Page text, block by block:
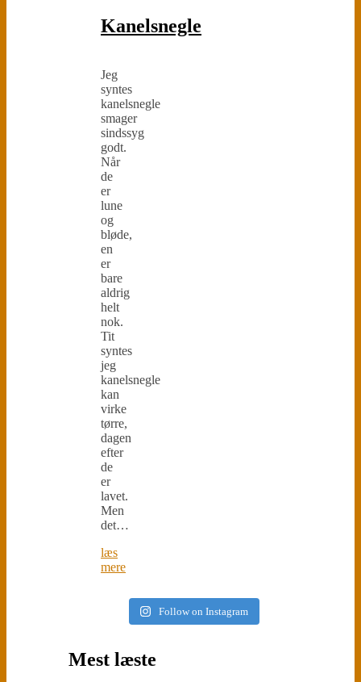
Kanelsnegle
Jeg
syntes
kanelsnegle
smager
sindssyg
godt.
Når
de
er
lune
og
bløde,
en
er
bare
aldrig
helt
nok.
Tit
syntes
jeg
kanelsnegle
kan
virke
tørre,
dagen
efter
de
er
lavet.
Men
det…
læs
mere
Follow on Instagram
Mest læste